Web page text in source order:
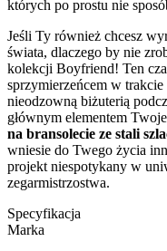
których po prostu nie
Jeśli Ty również chcesz
świata, dlaczego by nie
kolekcji Boyfriend! Ten
sprzymierzeńcem w
nieodzowną biżuterią
głównym elementem
na bransolecie ze stali
wniesie do Twego życia
projekt niespotykany w
zegarmistrzostwa.
Specyfikacja
Marka